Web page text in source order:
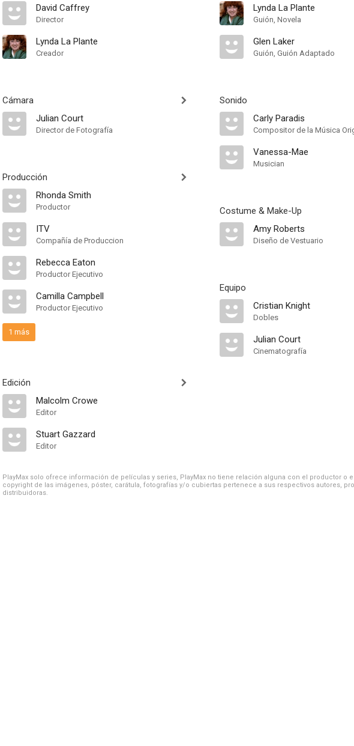
David Caffrey
Director
Lynda La Plante
Creador
Cámara
Julian Court
Director de Fotografía
Producción
Rhonda Smith
Productor
ITV
Compañía de Produccion
Rebecca Eaton
Productor Ejecutivo
Camilla Campbell
Productor Ejecutivo
1 más
Edición
Malcolm Crowe
Editor
Stuart Gazzard
Editor
Lynda La Plante
Guión, Novela
Glen Laker
Guión, Guión Adaptado
Sonido
Carly Paradis
Compositor de la Música
Vanessa-Mae
Musician
Costume & Make-Up
Amy Roberts
Diseño de Vestuario
Equipo
Cristian Knight
Dobles
Julian Court
Cinematografía
PlayMax solo ofrece información de películas y series, PlayMax no tiene relación alguna con el productor o
copyright de las imágenes, póster, carátula, fotografías y/o cubiertas pertenece a sus respectivos autores,
distribuidoras.